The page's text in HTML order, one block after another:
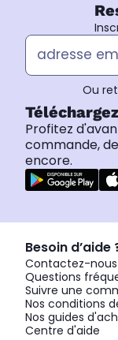
Ou
Profitez
commande,
encore.
Besoin d’aide
Contactez-nous
Questions
Suivre une
Nos conditions
Nos guides
Centre d'aide